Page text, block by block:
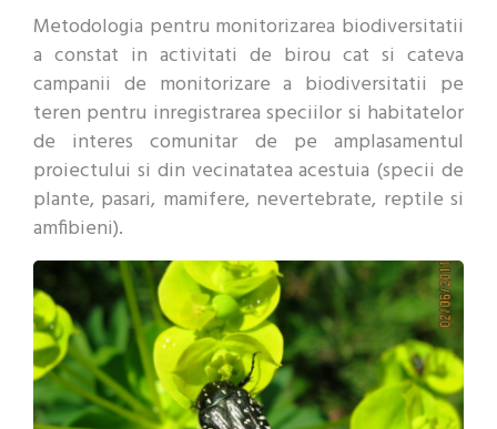
Metodologia pentru monitorizarea biodiversitatii
a constat in activitati de birou cat si cateva
campanii de monitorizare a biodiversitatii pe
teren pentru inregistrarea speciilor si habitatelor
de interes comunitar de pe amplasamentul
proiectului si din vecinatatea acestuia (specii de
plante, pasari, mamifere, nevertebrate, reptile si
amfibieni).